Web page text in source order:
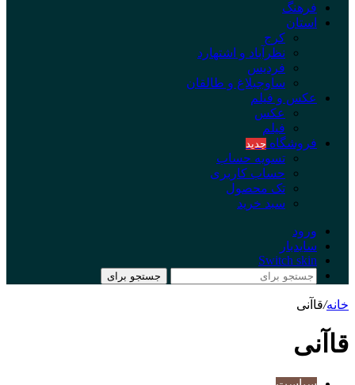
فرهنگ
استان
کرج
نظرآباد و اشتهارد
فردیس
ساوجبلاغ و طالقان
عکس و فیلم
عکس
فیلم
فروشگاه جدید
تسویه حساب
حساب کاربری
تک محصول
سبد خرید
ورود
سایدبار
Switch skin
جستجو برای
خانه/قاآنی
قاآنی